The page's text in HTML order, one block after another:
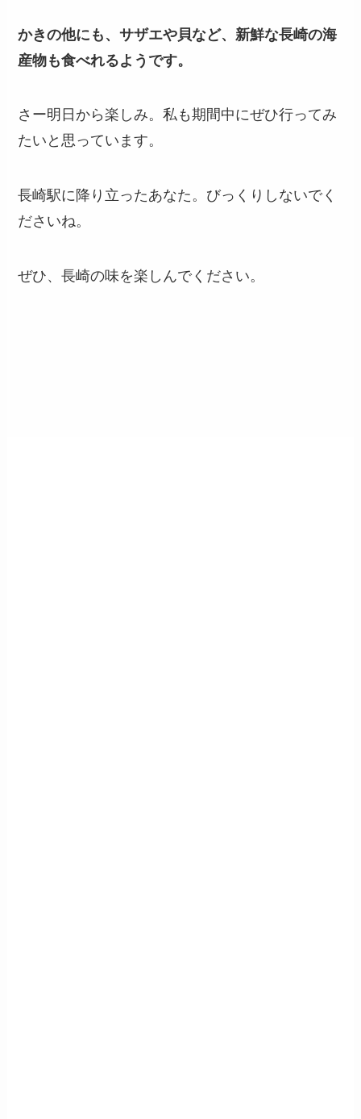
かきの他にも、サザエや貝など、新鮮な長崎の海
産物も食べれるようです。
さー明日から楽しみ。私も期間中にぜひ行ってみ
たいと思っています。
長崎駅に降り立ったあなた。びっくりしないでく
ださいね。
ぜひ、長崎の味を楽しんでください。